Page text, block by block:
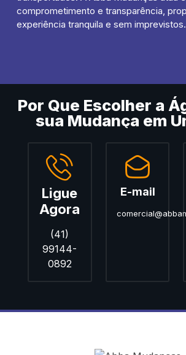
comprometimento e transparência,
experiência tranquila e sem imprevistos.
Por Que Escolher a
sua Mudança em
Ligue
Agora
(41)
99144-
0892
E-mail